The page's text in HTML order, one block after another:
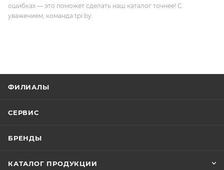
ошибках — это поможет сделать наш каталог точнее! С
уважением, команда tpi.by.
ФИЛИАЛЫ
СЕРВИС
БРЕНДЫ
КАТАЛОГ ПРОДУКЦИИ